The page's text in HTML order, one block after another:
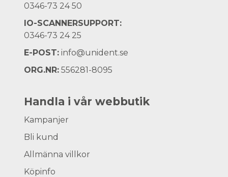
0346-73 24 50
IO-SCANNERSUPPORT:
0346-73 24 25
E-POST: info@unident.se
ORG.NR: 556281-8095
Handla i vår webbutik
Kampanjer
Bli kund
Allmänna villkor
Köpinfo